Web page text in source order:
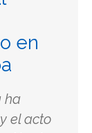
en
ha
el acto